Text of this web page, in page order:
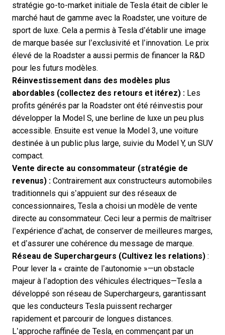
stratégie go-to-market initiale de Tesla était de cibler le
marché haut de gamme avec la Roadster, une voiture de
sport de luxe. Cela a permis à Tesla d’établir une image
de marque basée sur l’exclusivité et l’innovation. Le prix
élevé de la Roadster a aussi permis de financer la R&D
pour les futurs modèles.
Réinvestissement dans des modèles plus
abordables (collectez des retours et itérez) : Les
profits générés par la Roadster ont été réinvestis pour
développer la Model S, une berline de luxe un peu plus
accessible. Ensuite est venue la Model 3, une voiture
destinée à un public plus large, suivie du Model Y, un SUV
compact.
Vente directe au consommateur (stratégie de
revenus) : Contrairement aux constructeurs automobiles
traditionnels qui s’appuient sur des réseaux de
concessionnaires, Tesla a choisi un modèle de vente
directe au consommateur. Ceci leur a permis de maîtriser
l’expérience d’achat, de conserver de meilleures marges,
et d’assurer une cohérence du message de marque.
Réseau de Superchargeurs (Cultivez les relations) :
Pour lever la « crainte de l’autonomie »—un obstacle
majeur à l’adoption des véhicules électriques—Tesla a
développé son réseau de Superchargeurs, garantissant
que les conducteurs Tesla puissent recharger
rapidement et parcourir de longues distances.
L’approche raffinée de Tesla, en commençant par un